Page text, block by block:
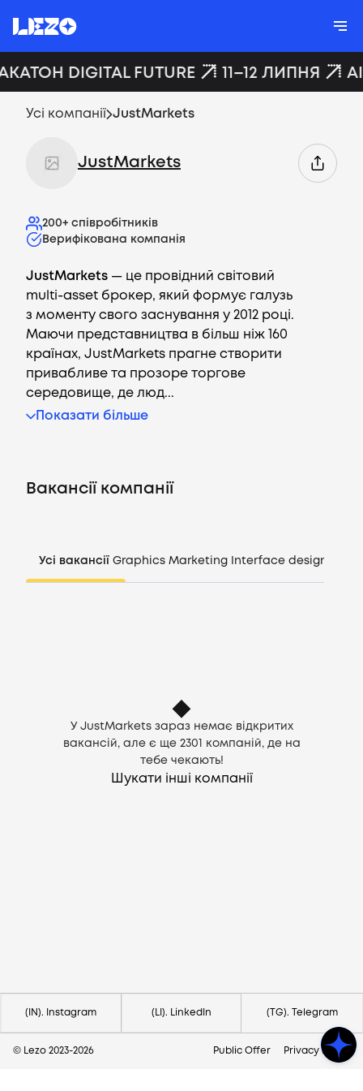
Увійти
DIGITAL FUTURE 11–12 ЛИПНЯ
Усі компанії JustMarkets
JustMarkets
200+ співробітників
Верифікована компанія
JustMarkets — це провідний світовий
multi-asset брокер, який формує галузь
з моменту свого заснування у 2012 році.
Маючи представництва в більш ніж 160
країнах, JustMarkets прагне створити
привабливе та прозоре торгове
середовище, де люд...
Показати більше
Вакансії компанії
Усі вакансії Graphics Marketing Interface design
У JustMarkets зараз немає відкритих
вакансій, але є ще 2301
компаній, де на
тебе чекають!
Шукати інші компанії
(IN). Instagram (LI). LinkedIn (TG). Telegram
© Lezo 2023-2026 Public Offer Privacy Policy